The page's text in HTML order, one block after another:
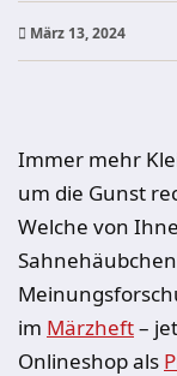
März 13, 2024
Immer mehr
um die Gunst
Welche von
im Märzheft–
Onlineshop als